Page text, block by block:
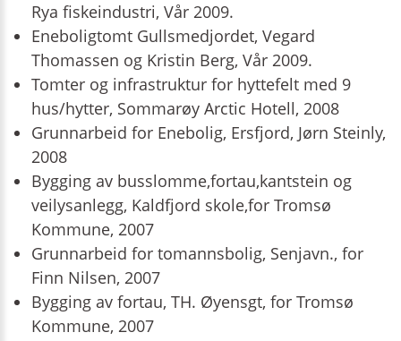
Rya fiskeindustri, Vår 2009.
Eneboligtomt Gullsmedjordet, Vegard
Thomassen og Kristin Berg, Vår 2009.
Tomter og infrastruktur for hyttefelt med 9
hus/hytter, Sommarøy Arctic Hotell, 2008
Grunnarbeid for Enebolig, Ersfjord, Jørn Steinly,
2008
Bygging av busslomme,fortau,kantstein og
veilysanlegg, Kaldfjord skole,for Tromsø
Kommune, 2007
Grunnarbeid for tomannsbolig, Senjavn., for
Finn Nilsen, 2007
Bygging av fortau, TH. Øyensgt, for Tromsø
Kommune, 2007